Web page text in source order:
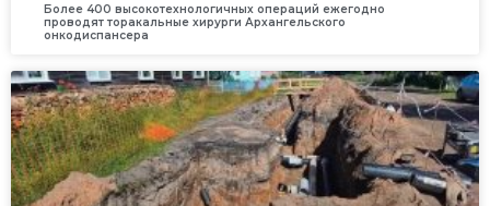
Более 400 высокотехнологичных операций ежегодно
проводят торакальные хирурги Архангельского
онкодиспансера